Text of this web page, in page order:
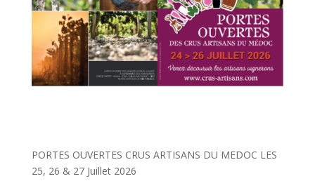
PORTES OUVERTES CRUS ARTISANS DU MEDOC LES
25, 26 & 27 Juillet 2026